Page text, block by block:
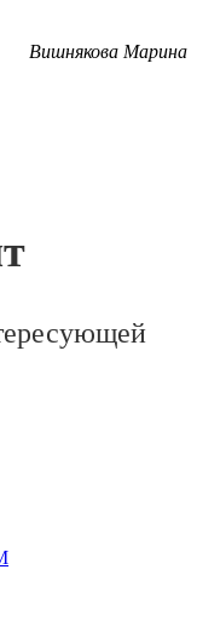
Вишнякова Марина